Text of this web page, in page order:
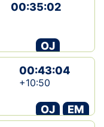
00:35:02
OJ
00:43:04
+10:50
OJ
EM